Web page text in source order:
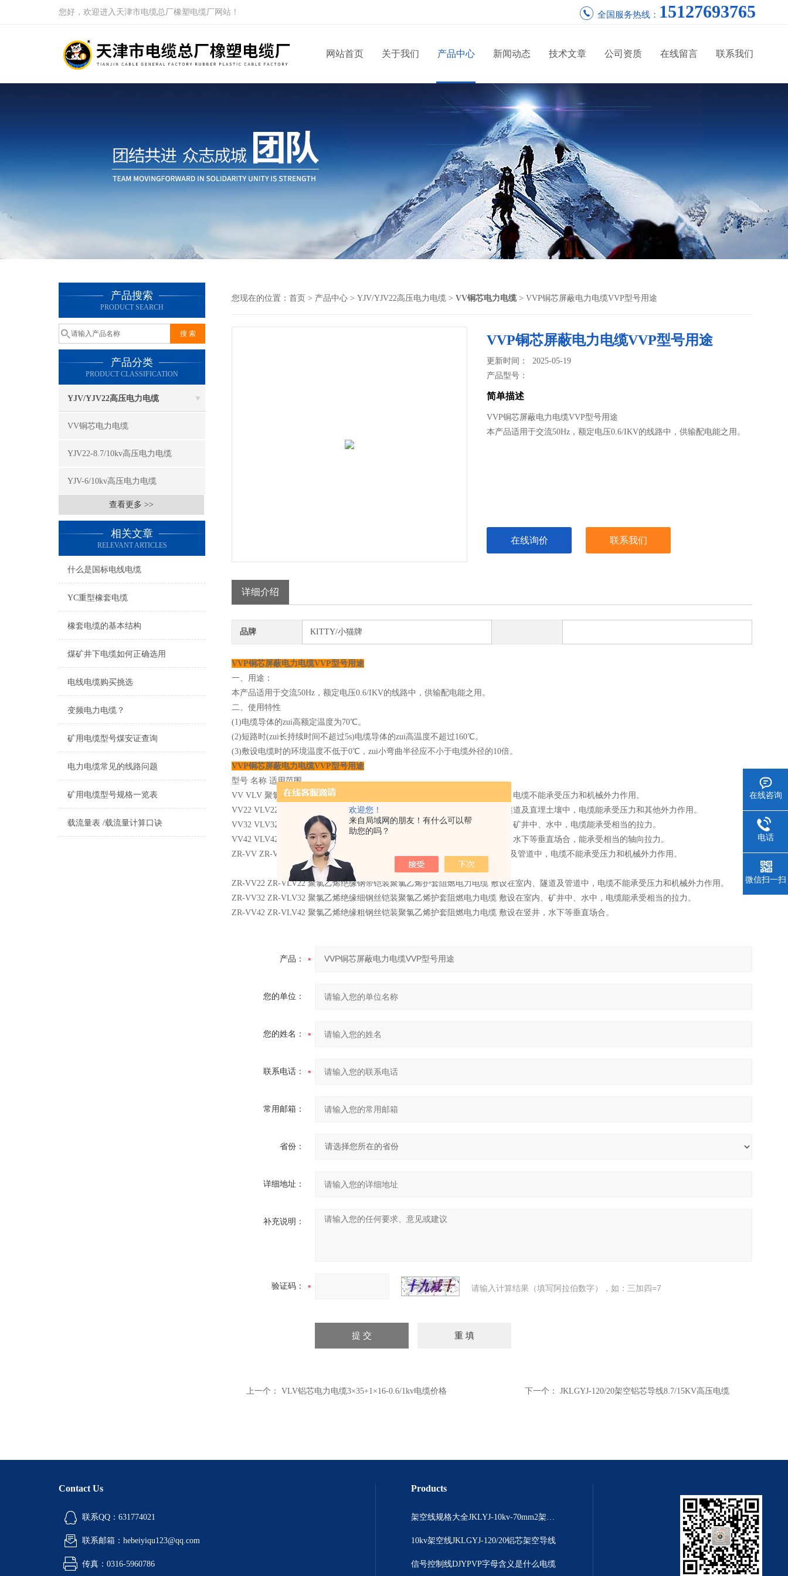
欢迎您！
来自局域网的朋友！有什么可以帮
助您的吗？
您好，欢迎进入天津市电缆总厂橡塑电缆厂网站！ 全国服务热线： 15127693765
网站首页 关于我们 产品中心 新闻动态 技术文章 公司资质 在线留言 联系我们
产品搜索
PRODUCT SEARCH
产品分类
PRODUCT CLASSIFICATION
YJV/YJV22高压电力电缆
VV铜芯电力电缆
YJV22-8.7/10kv高压电力电缆
YJV-6/10kv高压电力电缆
查看更多 >>
相关文章
RELEVANT ARTICLES
什么是国标电线电缆
YC重型橡套电缆
橡套电缆的基本结构
煤矿井下电缆如何正确选用
电线电缆购买挑选
变频电力电缆？
矿用电缆型号煤安证查询
电力电缆常见的线路问题
矿用电缆型号规格一览表
载流量表 /载流量计算口诀
您现在的位置： 首页 > 产品中心 > YJV/YJV22高压电力电缆 > VV铜芯电力电缆> VVP铜芯屏蔽电力电缆VVP型号用途
VVP铜芯屏蔽电力电缆VVP型号用途
更新时间： 2025-05-19
产品型号：
简单描述
VVP铜芯屏蔽电力电缆VVP型号用途
本产品适用于交流50Hz，额定电压0.6/IKV的线路中，供输配电能之用。
在线询价 联系我们
详细介绍
品牌 KITTY/小猫牌
VVP铜芯屏蔽电力电缆VVP型号用途
一、用途：
本产品适用于交流50Hz，额定电压0.6/IKV的线路中，供输配电能之用。
二、使用特性
(1)电缆导体的zui高额定温度为70℃。
(2)短路时(zui长持续时间不超过5s)电缆导体的zui高温度不超过160℃。
(3)敷设电缆时的环境温度不低于0℃，zui小弯曲半径应不小于电缆外径的10倍。
VVP铜芯屏蔽电力电缆VVP型号用途
型号 名称 适用范围
VV VLV 聚氯乙烯绝缘聚氯乙烯护套电力电缆线 敷设在室内、隧道及管道中，电缆不能承受压力和机械外力作用。
VV22 VLV22 聚氯乙烯绝缘钢带铠装聚氯乙烯护套电力电缆线 敷设在室内、隧道及直埋土壤中，电缆能承受压力和其他外力作用。
VV32 VLV32 聚氯乙烯绝缘细钢丝铠装聚氯乙烯护套电力电缆线 敷设在室内、矿井中、水中，电缆能承受相当的拉力。
VV42 VLV42 聚氯乙烯绝缘粗钢丝铠装聚氯乙烯护套电力电缆线 敷设在竖井，水下等垂直场合，能承受相当的轴向拉力。
ZR-VV ZR-VLV 聚氯乙烯绝缘聚氯乙烯护套阻燃电力电缆 敷设在室内、隧道及管道中，电缆不能承受压力和机械外力作用。
ZR-VV22 ZR-VLV22 聚氯乙烯绝缘钢带铠装聚氯乙烯护套阻燃电力电缆 敷设在室内、隧道及管道中，电缆不能承受压力和机械外力作用。
ZR-VV32 ZR-VLV32 聚氯乙烯绝缘细钢丝铠装聚氯乙烯护套阻燃电力电缆 敷设在室内、矿井中、水中，电缆能承受相当的拉力。
ZR-VV42 ZR-VLV42 聚氯乙烯绝缘粗钢丝铠装聚氯乙烯护套阻燃电力电缆 敷设在竖井，水下等垂直场合。
产品：
您的单位：
您的姓名：
联系电话：
常用邮箱：
省份：
详细地址：
补充说明：
验证码： 请输入计算结果（填写阿拉伯数字），如：三加四=7
上一个： VLV铝芯电力电缆3×35+1×16-0.6/1kv电缆价格 下一个： JKLGYJ-120/20架空铝芯导线8.7/15KV高压电缆
Contact Us
联系QQ：631774021
联系邮箱：hebeiyiqu123@qq.com
传真：0316-5960786
Products
架空线规格大全JKLYJ-10kv-70mm2架空铝芯导线
10kv架空线JKLGYJ-120/20铝芯架空导线
信号控制线DJYPVP字母含义是什么电缆
在线咨询
电话
微信扫一扫